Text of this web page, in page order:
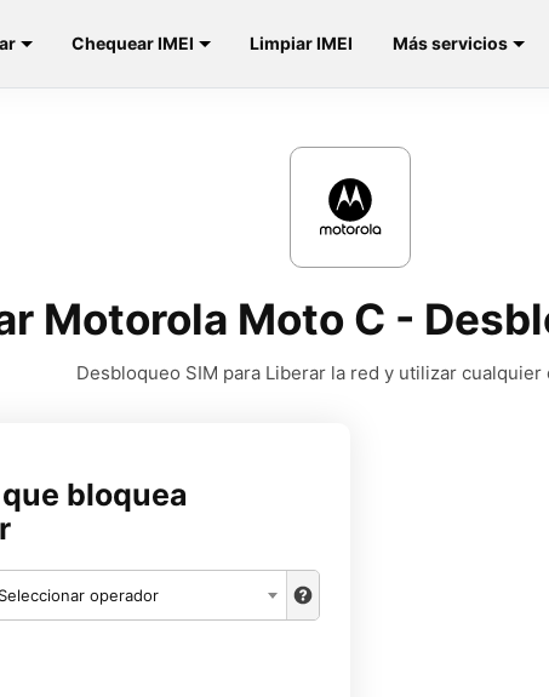
Chequear IMEI Limpiar IMEI Más servicios
Motorola Moto C -
Desbloqueo SIM para Liberar la red y utilizar cualquier
bloquea
Seleccionar operador